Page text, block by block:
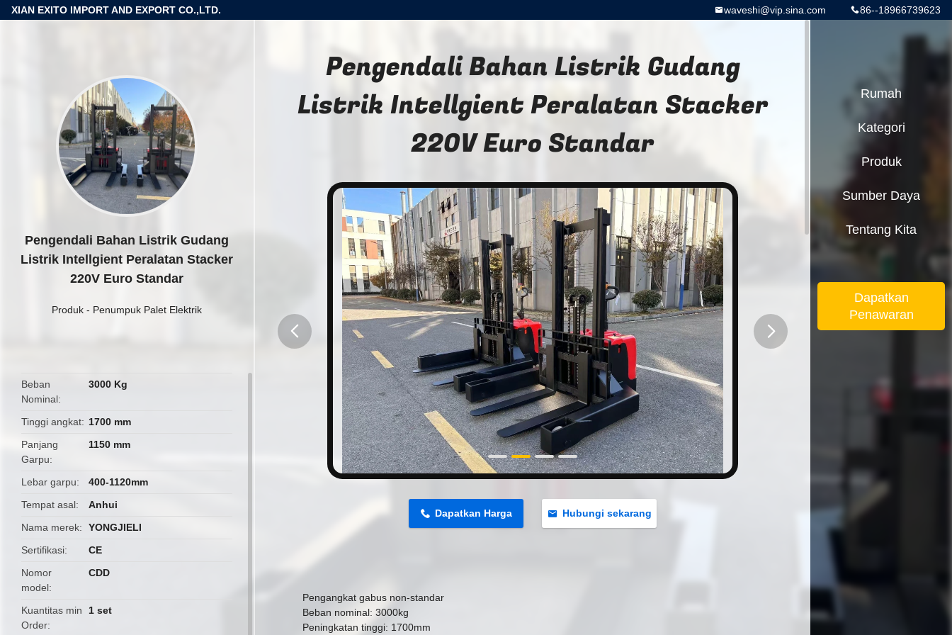
XIAN EXITO IMPORT AND EXPORT CO.,LTD. 86--18966739623
waveshi@vip.sina.com
Pengendali Bahan Listrik Gudang
Listrik Intellgient Peralatan Stacker
220V Euro Standar
Produk - Penumpuk Palet Elektrik
Beban
Nominal
3000 Kg
Tinggi angkat
1700 mm
Panjang
Garpu
1150 mm
Lebar garpu
400-1120mm
Tempat asal
Anhui
Nama merek
YONGJIELI
Sertifikasi
CE
Nomor
model
CDD
Kuantitas min
Order
1 set
Pengendali Bahan Listrik Gudang
Listrik Intellgient Peralatan Stacker
220V Euro Standar
Dapatkan Harga Hubungi sekarang
Pengangkat gabus non-standar
Beban nominal: 3000kg
Peningkatan tinggi: 1700mm
Rumah
Kategori
Produk
Sumber Daya
Tentang Kita
Dapatkan
Penawaran